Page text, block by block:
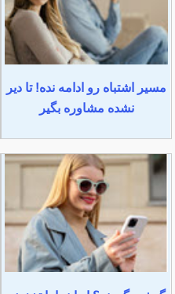
مسیر اشتباه رو ادامه نده! تا دیر
نشده مشاوره بگیر